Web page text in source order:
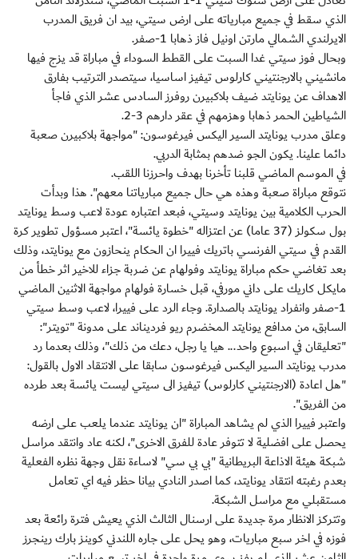
الذي سقط في جميع مبارياته على ارض سيتي، بيد ان فريق المدرب
الايرلندي الشمالي مارتن اونيل فاز ذهابا 1-صفر.
وبحال فوز سيتي غدا السبت على القطط السوداء في مباراة قد يزج فيها
مانشيني بالارجنتيني كارلوس تيفيز اساسيا، سيتصدر الترتيب بفارق
الاهداف عن يونايتد ضيف بلاكبيرن روفرز السادس عشر الذي فاجأ
الشياطين الحمر ذهابا وهزمهم في عقر دارهم 3-2.
وعلق مدرب يونايتد السير اليكس فيرغوسون: "مواجهة بلاكبيرن صعبة
دائما علينا. يكون الجو ضدهم بمثابة الدربي.
في الموسم الماضي قلبنا تأخرنا بهدف واحرزنا اللقب.
نتوقع مباراة صعبة وهذه هي حال جميع مبارياتنا معهم". هذا وبدأت
الحرب الكلامية بين يونايتد وسيتي، فبعد اعتباره عودة لاعب وسط يونايتد
بول سكولز (37 عاما) عن اعتزاله "خطوة يائسة"، اعتبر مسؤول تطوير كرة
القدم في سيتي الفرنسي باتريك فييرا ان الحكام ينحازون مع يونايتد، وذلك
بعد تغاضي حكم مباراة يونايتد وفولهام عن ضربة جزاء للاخير اثر خطأ من
مايكل كاريك على داني مورفي، قبل خسارة فولهام مواجهة الاثنين الماضي
1-صفر وانفراد يونايتد بالصدارة. وجاء الرد على فييرا، لاعب وسط سيتي
السابق، من مدافع يونايتد المخضرم ريو فرديناند على مدونة "تويتر":
"تعليقان في اسبوع واحد... هيا يا رجل، دعك من ذلك"، وذلك بعدما رد
مدرب يونايتد السير اليكس فيرغوسون سابقا على الانتقاد الاول بالقول:
"هل اعادة (الارجنتيني كارلوس) تيفيز الى سيتي ليست يائسة بعد طرده
من الفريق".
واعتبر فييرا الذي لم يشاهد المباراة "ان يونايتد عندما يلعب على ارضه
يحصل على افضلية لا تتوفر عادة للفرق الاخرى"، لكنه عاد وانتقد مراسل
شبكة هيئة الاذاعة البريطانية "بي بي سي" لاساءة نقل وجهة نظره الفعلية
بعدم رغبته انتقاد يونايتد، كما اصدر النادي بيانا حظر فيه اي تعامل
مستقبلي مع مراسل الشبكة.
وتتركز الانظار مرة جديدة على ارسنال الثالث الذي يعيش فترة رائعة بعد
فوزه في اخر سبع مباريات، وهو يحل على جاره اللندني كوينز بارك رينجرز